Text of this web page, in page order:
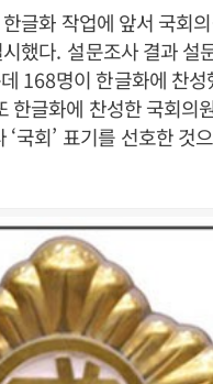
글화 작업에 앞서 국회
했다. 설문조사 결과 설
168명이 한글화에 찬성
한글화에 찬성한 국회의
‘국회’ 표기를 선호한 것